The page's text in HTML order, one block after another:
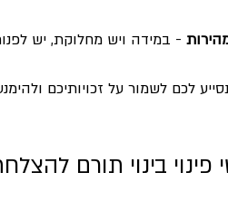
- במידה ויש מחלוקת, יש
לכם לשמור על זכויותיכם
פינוי בינוי תורם